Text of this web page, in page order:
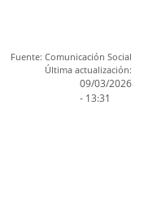
Fuente: Comunicación Social
Última actualización:
09/03/2026
- 13:31